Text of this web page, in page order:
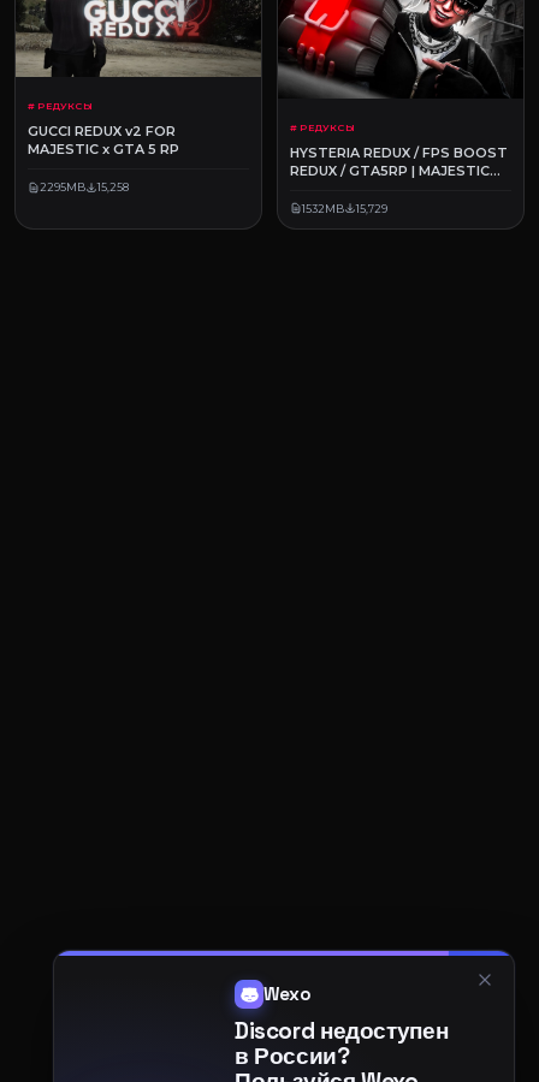
# РЕДУКСЫ
GUCCI REDUX v2 FOR
MAJESTIC x GTA 5 RP
2295MB 15,258
# РЕДУКСЫ
HYSTERIA REDUX / FPS BOOST
REDUX / GTA5RP | MAJESTIC
1532MB 15,729
Wexo
Discord недоступен
в России?